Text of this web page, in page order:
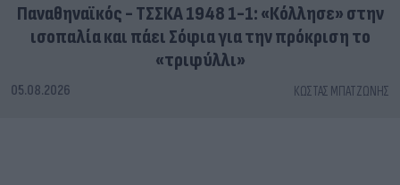
Παναθηναϊκός - ΤΣΣΚΑ 1948 1-1: «Κόλλησε» στην
ισοπαλία και πάει Σόφια για την πρόκριση το
«τριφύλλι»
05.08.2026 ΚΏΣΤΑΣ ΜΠΑΤΖΏΝΗΣ